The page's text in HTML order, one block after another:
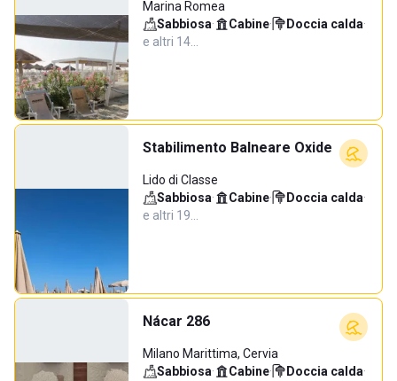
Marina Romea
Sabbiosa· Cabine· Doccia calda·
e altri 14…
Stabilimento Balneare Oxide
Lido di Classe
Sabbiosa· Cabine· Doccia calda·
e altri 19…
Nácar 286
Milano Marittima, Cervia
Sabbiosa· Cabine· Doccia calda·